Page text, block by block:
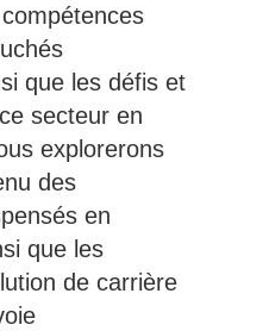
que les défis et
secteur en
explorerons
des
en
que les
de carrière